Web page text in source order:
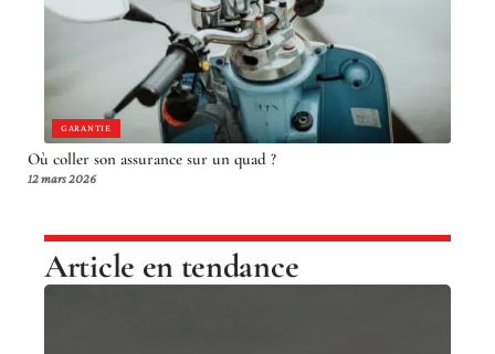
GARANTIE
Où coller son assurance sur un quad ?
12 mars 2026
Article en tendance